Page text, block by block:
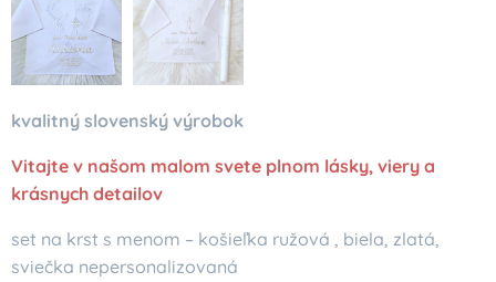
kvalitný slovenský výrobok
Vitajte v našom malom svete plnom lásky, viery a
krásnych detailov
set na krst s menom – košieľka ružová , biela, zlatá,
sviečka nepersonalizovaná